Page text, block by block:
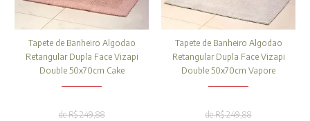
Tapete de Banheiro Algodao
Retangular Dupla Face Vizapi
Double 50x70cm Cake
de R$ 249,88
Tapete de Banheiro Algodao
Retangular Dupla Face Vizapi
Double 50x70cm Vapore
de R$ 249,88